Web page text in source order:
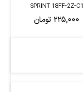
SPRINT 18FF-2Z-C1
۲۲۵,۰۰۰ تومان